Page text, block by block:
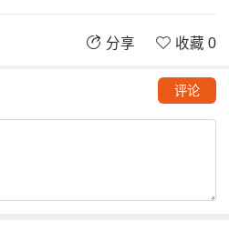
分享 收藏 0
评论